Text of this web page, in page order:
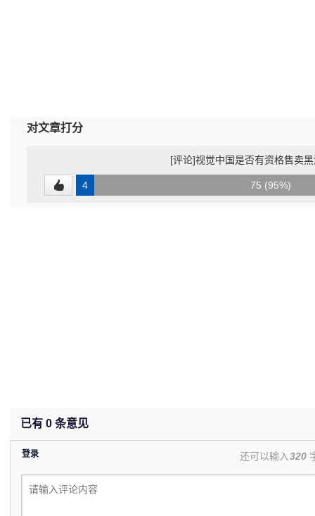
对文章打分
[评论]视觉中国是否有资格售卖
4
75 (95%)
已有 0 条意见
登录 还可以输入320